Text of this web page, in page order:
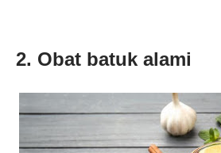
2. Obat batuk alami